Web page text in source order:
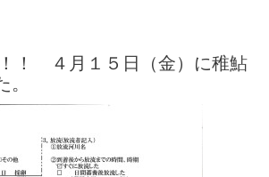
！ ４月１５日（金）に稚鮎
。